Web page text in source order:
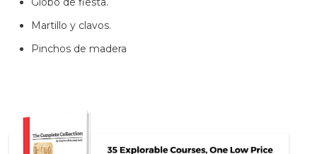
Martillo y clavos.
Pinchos de madera